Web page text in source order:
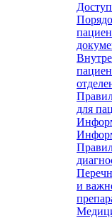
для
и